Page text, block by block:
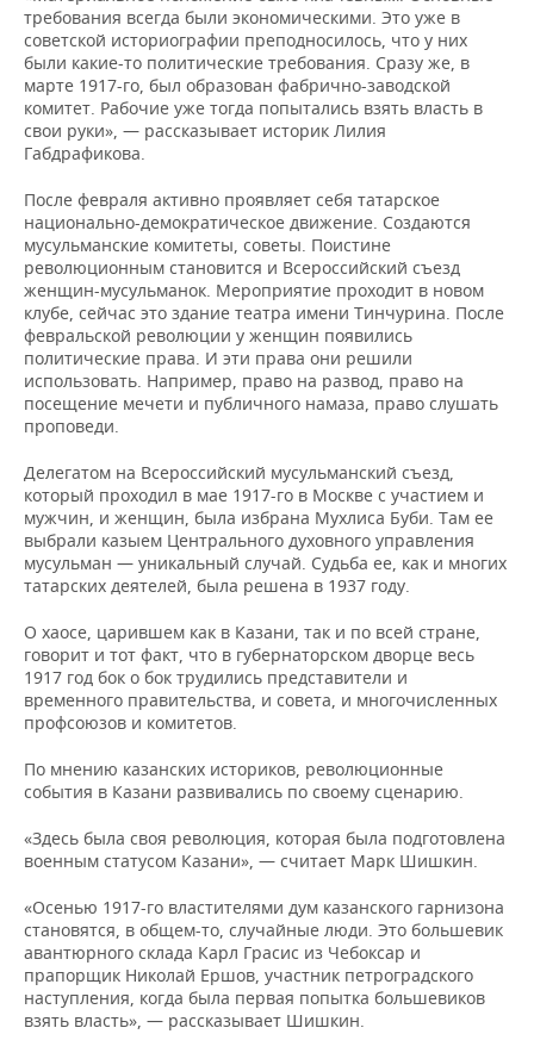
требования всегда были экономическими. Это уже в
советской историографии преподносилось, что у них
были какие-то политические требования. Сразу же, в
марте 1917-го, был образован фабрично-заводской
комитет. Рабочие уже тогда попытались взять власть в
свои руки», — рассказывает историк Лилия
Габдрафикова.
После февраля активно проявляет себя татарское
национально-демократическое движение. Создаются
мусульманские комитеты, советы. Поистине
революционным становится и Всероссийский съезд
женщин-мусульманок. Мероприятие проходит в новом
клубе, сейчас это здание театра имени Тинчурина. После
февральской революции у женщин появились
политические права. И эти права они решили
использовать. Например, право на развод, право на
посещение мечети и публичного намаза, право слушать
проповеди.
Делегатом на Всероссийский мусульманский съезд,
который проходил в мае 1917-го в Москве с участием и
мужчин, и женщин, была избрана Мухлиса Буби. Там ее
выбрали казыем Центрального духовного управления
мусульман — уникальный случай. Судьба ее, как и многих
татарских деятелей, была решена в 1937 году.
О хаосе, царившем как в Казани, так и по всей стране,
говорит и тот факт, что в губернаторском дворце весь
1917 год бок о бок трудились представители и
временного правительства, и совета, и многочисленных
профсоюзов и комитетов.
По мнению казанских историков, революционные
события в Казани развивались по своему сценарию.
«Здесь была своя революция, которая была подготовлена
военным статусом Казани», — считает Марк Шишкин.
«Осенью 1917-го властителями дум казанского гарнизона
становятся, в общем-то, случайные люди. Это большевик
авантюрного склада Карл Грасис из Чебоксар и
прапорщик Николай Ершов, участник петроградского
наступления, когда была первая попытка большевиков
взять власть», — рассказывает Шишкин.